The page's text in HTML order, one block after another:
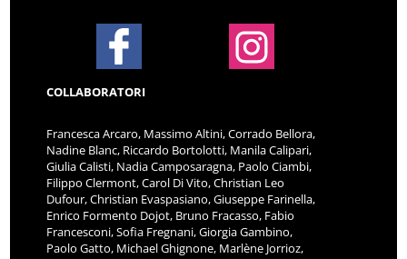
COLLABORATORI
Francesca Arcaro, Massimo Altini, Corrado Bellora,
Nadine Blanc, Riccardo Bortolotti, Manila Calipari,
Giulia Calisti, Nadia Camposaragna, Paolo Ciambi,
Filippo Clermont, Carol Di Vito, Christian Leo
Dufour, Christian Evaspasiano, Giuseppe Farinella,
Enrico Formento Dojot, Bruno Fracasso, Fabio
Francesconi, Sofia Fregnani, Giorgia Gambino,
Paolo Gatto, Michael Ghignone, Marlène Jorrioz,